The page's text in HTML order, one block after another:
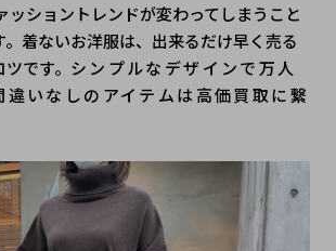
ッショントレンドが変わってしまうこと
着ないお洋服は、出来るだけ早く売る
です。 シンプルなデザインで万人
違いなしのアイテムは高価買取に繋